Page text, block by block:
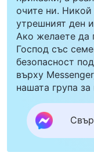
очите ни.
утрешният ден
Ако желаете да
Господ със
безопасност
върху
нашата група